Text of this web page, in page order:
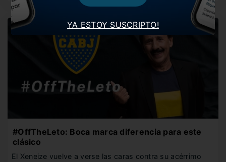
#OffTheLeto: Boca marca diferencia para este
clásico
El Xeneize vuelve a verse las caras contra su acérrimo
YA ESTOY SUSCRIPTO!